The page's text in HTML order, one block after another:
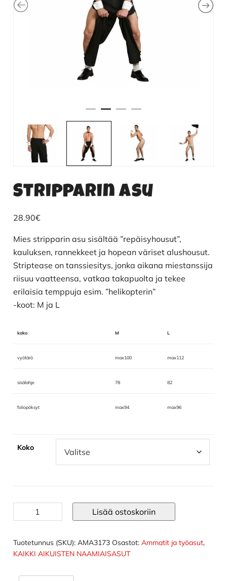
Stripparin asu
28.90€
Mies stripparin asu sisältää ”repäisyhousut”,
kauluksen, rannekkeet ja hopean väriset alushousut.
Striptease on tanssiesitys, jonka aikana miestanssija
riisuu vaatteensa, vatkaa takapuolta ja tekee
erilaisia temppuja esim. ”helikopterin”
-koot: M ja L
koko M L
vyötärö max100 max112
sisälahje 78 82
foliopöksyt max94 max96
Koko
Stripparin
asu
Lisää ostoskoriin
Tuotetunnus (SKU): AMA3173 Osastot: Ammatit ja työasut,
KAIKKI AIKUISTEN NAAMIAISASUT